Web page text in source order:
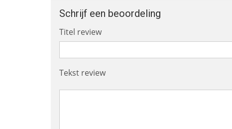
Schrijf een beoordeling
Titel review
Tekst review